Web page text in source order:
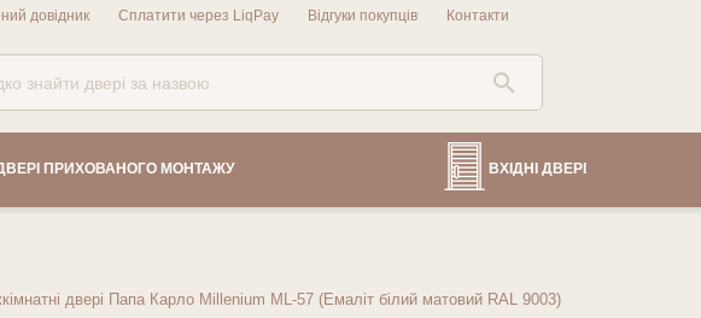
довідник Сплатити через LiqPay Відгуки покупців Контакти
ПРИХОВАНОГО МОНТАЖУ ВХІДНІ ДВЕРІ
двері Папа Карло Millenium ML-57 (Емаліт білий матовий RAL 9003)